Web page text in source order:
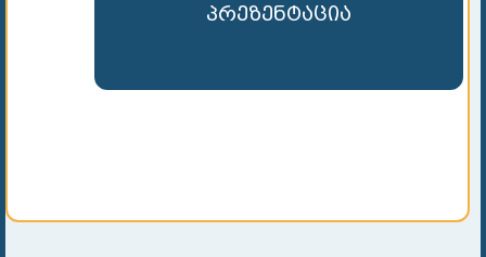
პრეზენტაცია